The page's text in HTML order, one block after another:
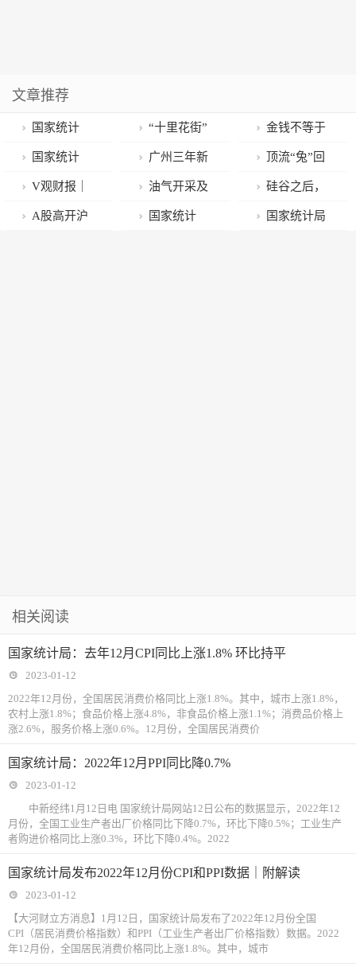
文章推荐
国家统计
局：2022年
CPI同比上涨
2.0%
“十里花街”
重现佛山最大
花市 陈村“桔
王”拍出78888
金钱不等于
财富，财富的
本质到底是什
么？为什么我
国家统计
局：去年12月
CPI同比上涨
广州三年新
增64家上市公
司 超过七成是
顶流“兔”回
归贺兔年 此处
“广府味”最
V观财报｜
股价暴跌，
油气开采及
服务板块异动
硅谷之后，
华尔街裁员风
A股高开沪 国家统计 国家统计局
相关阅读
国家统计局：去年12月CPI同比上涨1.8% 环比持平
2023-01-12
2022年12月份，全国居民消费价格同比上涨1.8%。其中，城市上涨1.8%，
农村上涨1.8%；食品价格上涨4.8%，非食品价格上涨1.1%；消费品价格上
涨2.6%，服务价格上涨0.6%。12月份，全国居民消费价
国家统计局：2022年12月PPI同比降0.7%
2023-01-12
中新经纬1月12日电 国家统计局网站12日公布的数据显示，2022年12
月份，全国工业生产者出厂价格同比下降0.7%，环比下降0.5%；工业生产
者购进价格同比上涨0.3%，环比下降0.4%。2022
国家统计局发布2022年12月份CPI和PPI数据｜附解读
2023-01-12
【大河财立方消息】1月12日，国家统计局发布了2022年12月份全国
CPI（居民消费价格指数）和PPI（工业生产者出厂价格指数）数据。2022
年12月份，全国居民消费价格同比上涨1.8%。其中，城市